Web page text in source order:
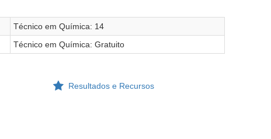
Técnico em Química: 14
Técnico em Química: Gratuito
Resultados e Recursos